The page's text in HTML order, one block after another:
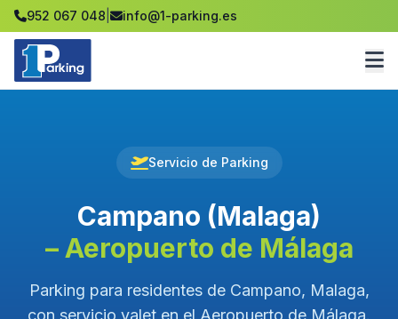
952 067 048 info@1-parking.es
Servicio de Parking
Campano (Malaga)
– Aeropuerto de Málaga
Parking para residentes de Campano, Malaga,
con servicio valet en el Aeropuerto de Málaga.